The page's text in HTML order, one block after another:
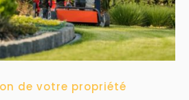
de votre propriété